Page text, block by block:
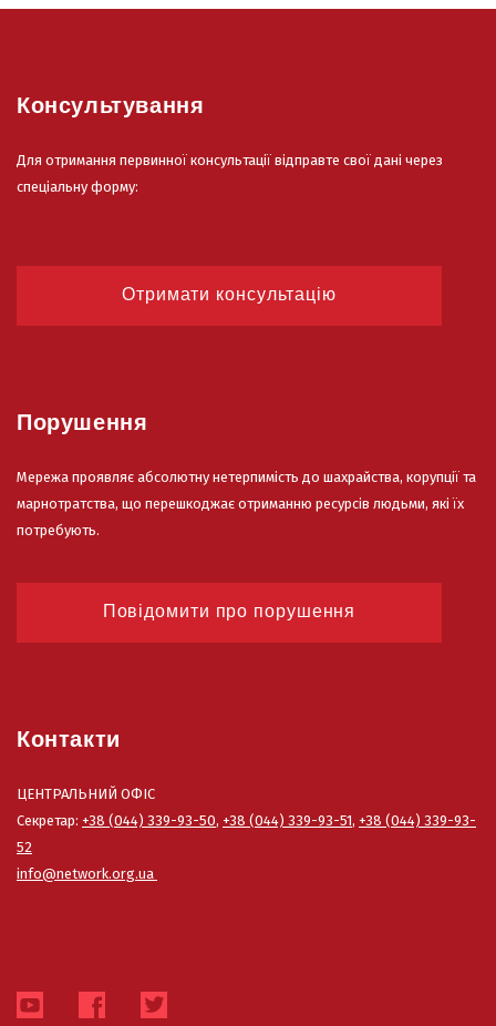
Консультування
Для отримання первинної консультації відправте свої дані через
спеціальну форму:
Отримати консультацію
Порушення
Мережа проявляє абсолютну нетерпимість до шахрайства, корупції та
марнотратства, що перешкоджає отриманню ресурсів людьми, які їх
потребують.
Повідомити про порушення
Контакти
ЦЕНТРАЛЬНИЙ ОФІС
Секретар: +38 (044) 339-93-50, +38 (044) 339-93-51, +38 (044) 339-93-
52
info@network.org.ua